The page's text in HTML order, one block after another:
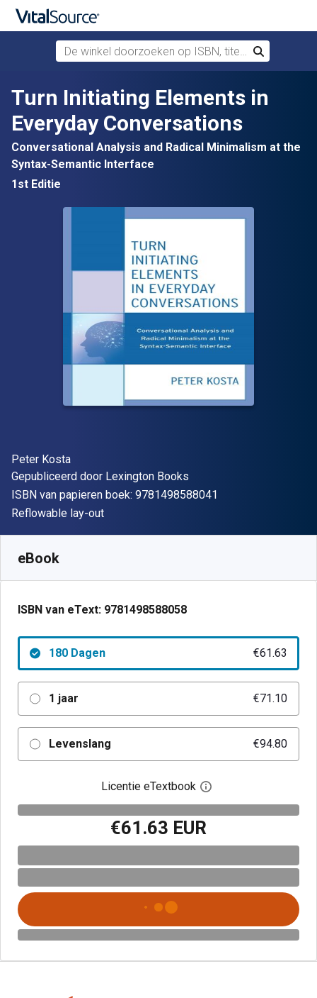
Verdergaan naar belangrijkste inhoud
De winkel doorzoeken op ISBN, titel of auteur
Zoek
Turn Initiating Elements in
Everyday Conversations
Conversational Analysis and Radical Minimalism at the
Syntax-Semantic Interface
1st Editie
Auteur(s)
Peter Kosta
Uitgever
Gepubliceerd door Lexington Books
ISBN van papieren boek: 9781498588041
Indeling
Reflowable lay-out
eBook
ISBN van eText: 9781498588058
180 Dagen €61.63
1 jaar €71.10
Levenslang €94.80
Licentie eTextbook Open het
€61.63 EUR